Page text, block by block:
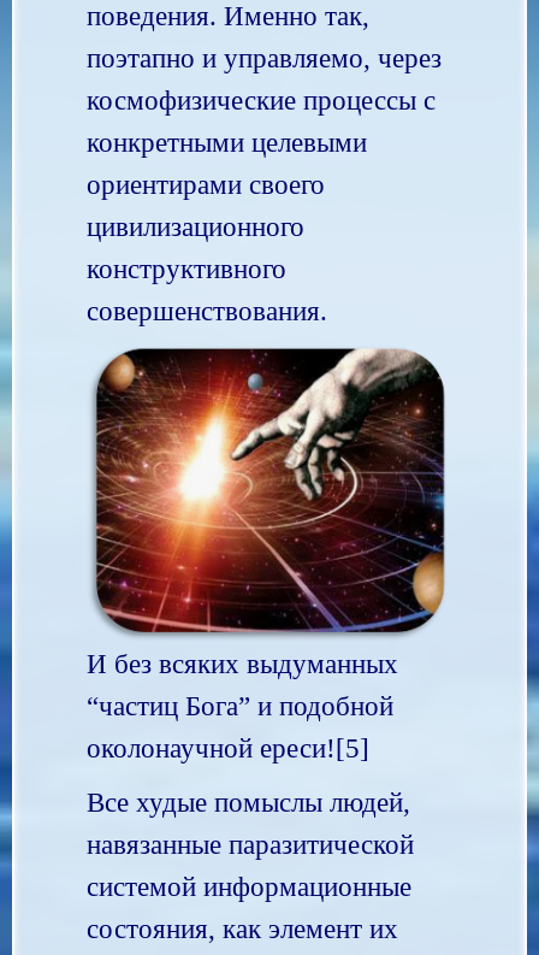
поведения. Именно так,
поэтапно и управляемо, через
космофизические процессы с
конкретными целевыми
ориентирами своего
цивилизационного
конструктивного
совершенствования.
И без всяких выдуманных
“частиц Бога” и подобной
околонаучной ереси![5]
Все худые помыслы людей,
навязанные паразитической
системой информационные
состояния, как элемент их